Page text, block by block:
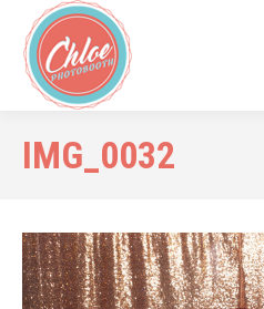
IMG_0032